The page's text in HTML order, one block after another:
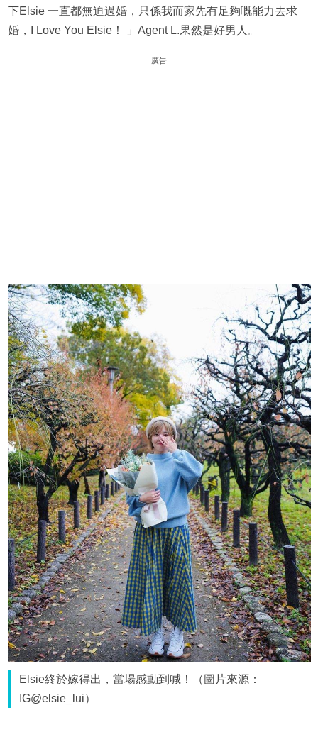
下Elsie 一直都無迫過婚，只係我而家先有足夠嘅能力去求
婚，I Love You Elsie！ 」Agent L.果然是好男人。
廣告
Elsie終於嫁得出，當場感動到喊！（圖片來源：
IG@elsie_lui）